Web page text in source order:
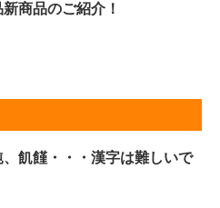
商品のご紹介！
飢饉・・・漢字は難しいで